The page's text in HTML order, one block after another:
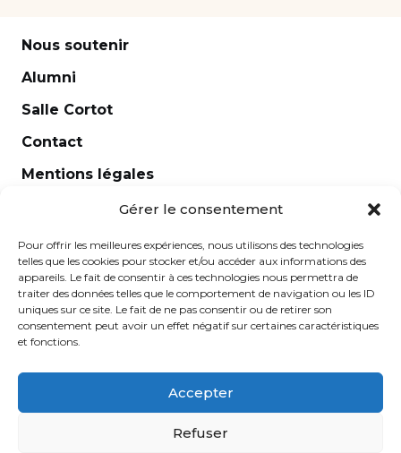
Gérer le consentement
Pour offrir les meilleures expériences, nous utilisons des technologies
telles que les cookies pour stocker et/ou accéder aux informations des
appareils. Le fait de consentir à ces technologies nous permettra de
traiter des données telles que le comportement de navigation ou les ID
uniques sur ce site. Le fait de ne pas consentir ou de retirer son
consentement peut avoir un effet négatif sur certaines caractéristiques
et fonctions.
Accepter
Refuser
Nous soutenir
Alumni
Salle Cortot
Contact
Mentions légales
Caroline de Vibraye